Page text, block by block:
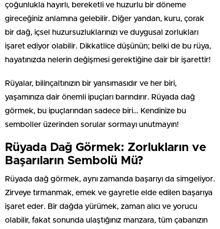
çoğunlukla hayırlı, bereketli ve huzurlu bir döneme
gireceğiniz anlamına gelebilir. Diğer yandan, kuru, çorak
bir dağ, içsel huzursuzluklarınızı ve duygusal zorlukları
işaret ediyor olabilir. Dikkatlice düşünün; belki de bu rüya,
hayatınızda nelerin değişmesi gerektiğine dair bir işarettir!
Rüyalar, bilinçaltınızın bir yansımasıdır ve her biri,
yaşamınıza dair önemli ipuçları barındırır. Rüyada dağ
görmek, bu ipuçlarından sadece biri… Kendinize bu
semboller üzerinden sorular sormayı unutmayın!
Rüyada Dağ Görmek: Zorlukların ve
Başarıların Sembolü Mü?
Rüyada dağ görmek, aynı zamanda başarıyı da simgeliyor.
Zirveye tırmanmak, emek ve gayretle elde edilen başarıya
işaret eder. Bir dağda yürümek, zaman alıcı ve yorucu
olabilir, fakat sonunda ulaştığınız manzara, tüm çabanızın